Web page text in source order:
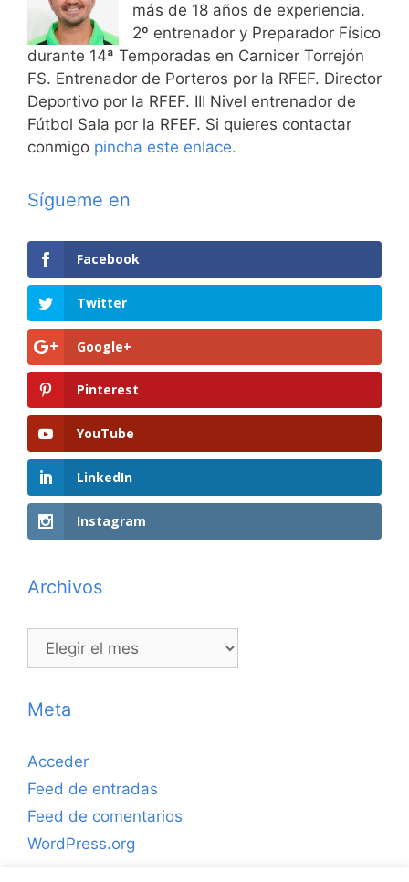
más de 18 años de experiencia.
2º entrenador y Preparador Físico
durante 14ª Temporadas en Carnicer Torrejón
FS. Entrenador de Porteros por la RFEF. Director
Deportivo por la RFEF. III Nivel entrenador de
Fútbol Sala por la RFEF. Si quieres contactar
conmigo pincha este enlace.
Sígueme en
Facebook
Twitter
Google+
Pinterest
YouTube
LinkedIn
Instagram
Archivos
Archivos
Meta
Acceder
Feed de entradas
Feed de comentarios
WordPress.org